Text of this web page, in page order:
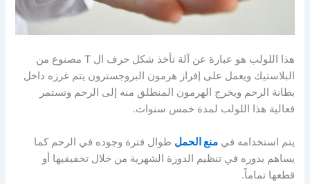
هذا اللولب هو عبارة عن آلة تأخذ شكل حرف ال T مصنوع من
البلاستيك ويعمل على إفراز هرمون البروجسترون يتم غرزه داخل
بطانة الرحم ويخرج الهرمون المنطلق منه إلى الرحم وتستمر
فعالية هذا اللولب لمدة خمس سنوات.
يتم استخدامه فيمنع الحمل طوال فترة وجوده في الرحم كما
يساهم بدوره في تنظيم الدورة الشهرية من خلال تخفيفيها أو
قطعها تماماً.